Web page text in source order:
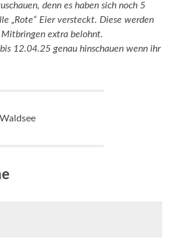
denn es haben sich noch 5
„Rote“ Eier versteckt. Diese werden
extra belohnt.
12.04.25 genau hinschauen wenn ihr